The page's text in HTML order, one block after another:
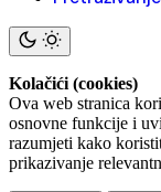
Kolačići (cookies)
Ova web stranica
osnovne funkcije i
razumjeti kako
prikazivanje